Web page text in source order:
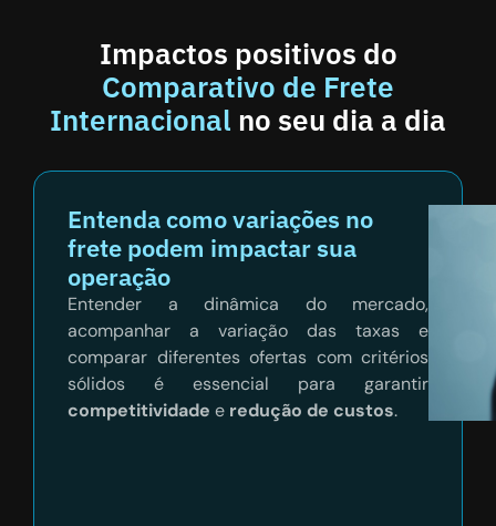
Impactos positivos do
Comparativo de Frete
Internacional no seu dia a dia
Entenda como variações no
frete podem impactar sua
operação
Entender a dinâmica do mercado,
acompanhar a variação das taxas e
comparar diferentes ofertas com critérios
sólidos é essencial para garantir
competitividade e redução de custos.